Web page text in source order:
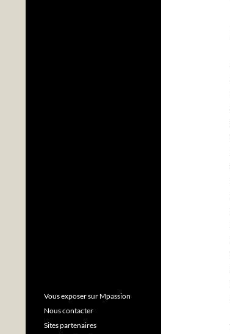
Vous exposer sur Mpassion
Nous contacter
Sites partenaires